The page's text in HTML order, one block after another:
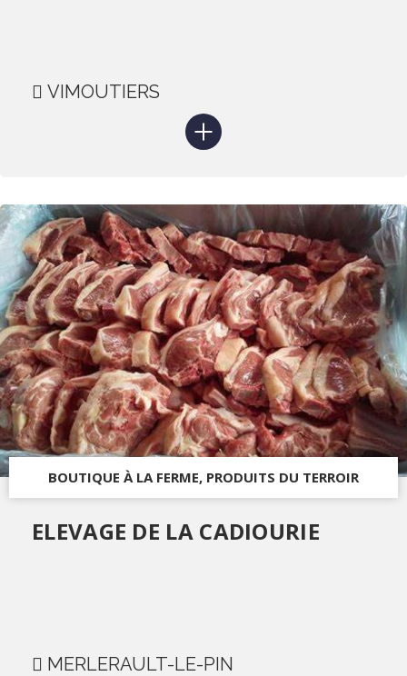
VIMOUTIERS
BOUTIQUE À LA FERME, PRODUITS DU TERROIR
ELEVAGE DE LA CADIOURIE
MERLERAULT-LE-PIN